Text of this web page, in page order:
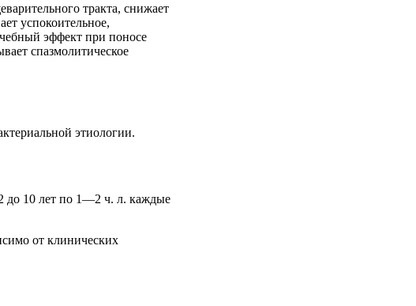
тракта, снижает
успокоительное,
эффект при поносе
спазмолитическое
этиологии.
до 10 лет по 1—2 ч. л. каждые
от клинических